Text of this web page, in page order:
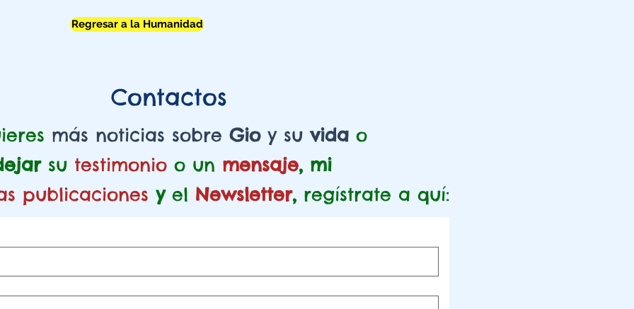
Regresar a la Humanidad
Contactos
más noticias sobre Gio y su vida o
su testimonio o un mensaje, mi
publicaciones y el Newsletter, regístrate a quí: